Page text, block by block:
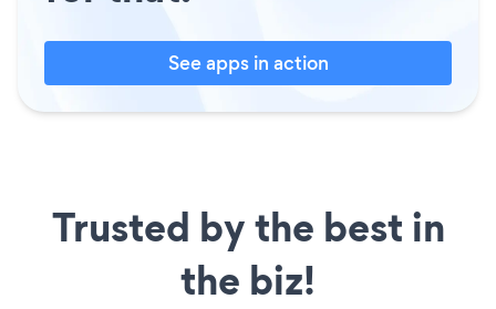
See apps in action
Trusted by the best in
the biz!